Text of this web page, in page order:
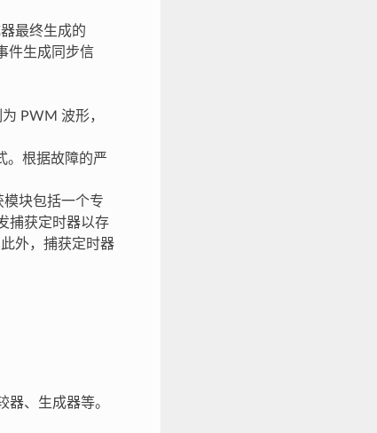
最终生成的
件生成同步信
PWM 波形，
。根据故障的严
块包括一个专
捕获定时器以存
外，捕获定时器
、生成器等。